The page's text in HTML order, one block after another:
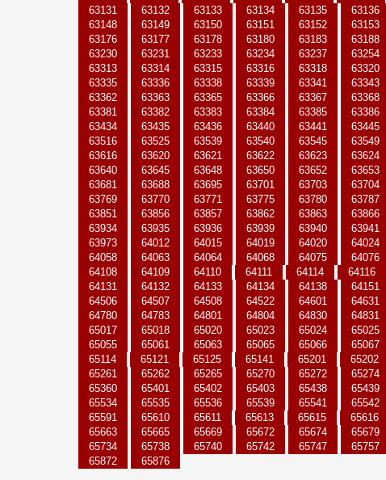
63131
63132 63133 63134 63135 63136
63148
63149 63150 63151 63152 63153
63176
63177 63178 63180 63183 63188
63230
63231 63233 63234 63237 63254
63313
63314 63315 63316 63318 63320
63335
63336 63338 63339 63341 63343
63362
63363 63365 63366 63367 63368
63381
63382 63383 63384 63385 63386
63434
63435 63436 63440 63441 63445
63516
63525 63539 63540 63545 63549
63616
63620 63621 63622 63623 63624
63640
63645 63648 63650 63652 63653
63681
63688 63695 63701 63703 63704
63769
63770 63771 63775 63780 63787
63851
63856 63857 63862 63863 63866
63934
63935 63936 63939 63940 63941
63973
64012 64015 64019 64020 64024
64058
64063 64064 64068 64075 64076
64108
64109 64110 64111 64114 64116
64131
64132 64133 64134 64138 64151
64506
64507 64508 64522 64601 64631
64780
64783 64801 64804 64830 64831
65017
65018 65020 65023 65024 65025
65055
65061 65063 65065 65066 65067
65114
65121 65125 65141 65201 65202
65261
65262 65265 65270 65272 65274
65360
65401 65402 65403 65438 65439
65534
65535 65536 65539 65541 65542
65591
65610 65611 65613 65615 65616
65663
65665 65669 65672 65674 65679
65734
65738 65740 65742 65747 65757
65872
65876